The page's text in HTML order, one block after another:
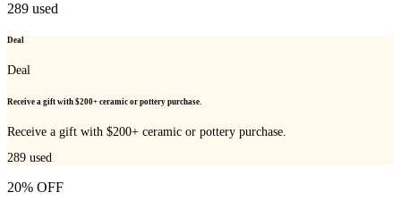
289 used
Deal
Deal
Receive a gift with $200+ ceramic or pottery purchase.
Receive a gift with $200+ ceramic or pottery purchase.
289 used
20% OFF